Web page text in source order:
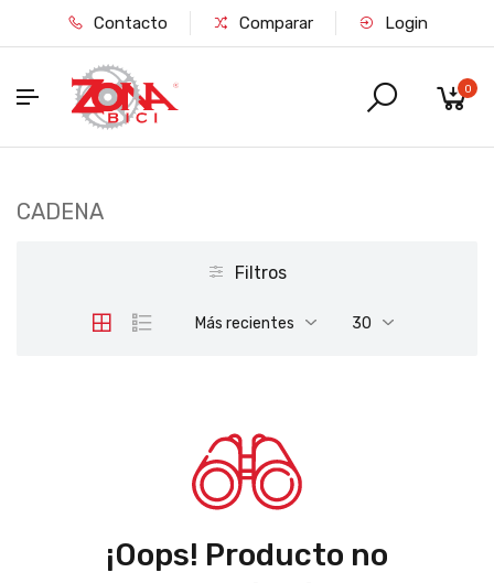
Contacto Comparar Login
0
CADENA
Filtros
Más recientes 30
¡Oops! Producto no